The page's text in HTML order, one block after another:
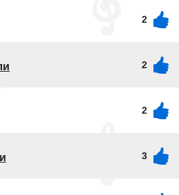
2
2
2
3